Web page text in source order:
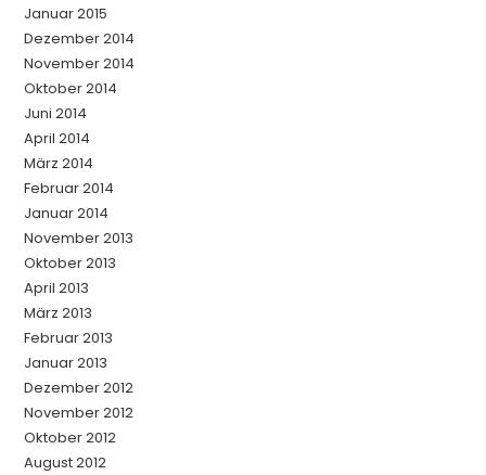
Januar 2015
Dezember 2014
November 2014
Oktober 2014
Juni 2014
April 2014
März 2014
Februar 2014
Januar 2014
November 2013
Oktober 2013
April 2013
März 2013
Februar 2013
Januar 2013
Dezember 2012
November 2012
Oktober 2012
August 2012